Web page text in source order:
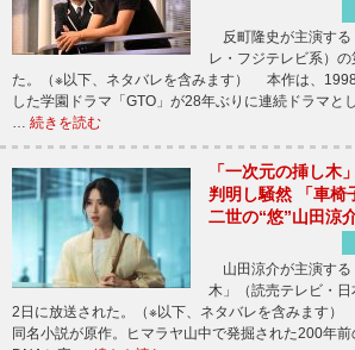
反町隆史が主演する
レ・フジテレビ系）
た。（※以下、ネタバレを含みます） 本作は、
した学園ドラマ「GTO」が28年ぶりに連続ドラマと
… 続きを読む
「一次元の挿し木
判明し騒然 「車椅
二世の“悠”山田涼
山田涼介が主演する
木」（読売テレビ・日
2日に放送された。（※以下、ネタバレを含みます
同名小説が原作。ヒマラヤ山中で発掘された200年